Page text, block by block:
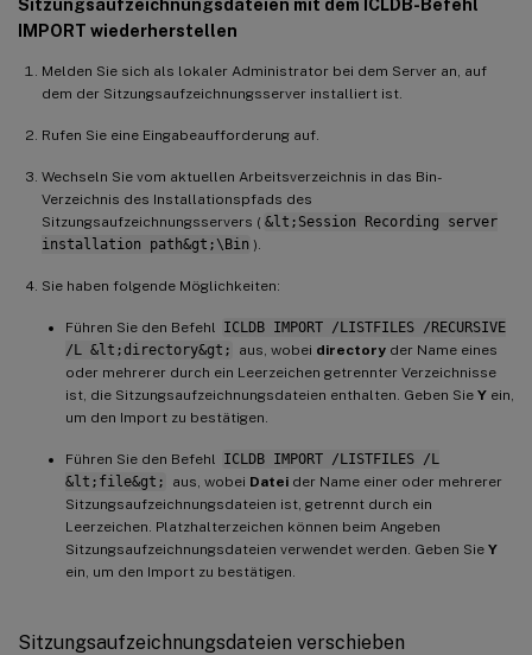
Sitzungsaufzeichnungsdateien mit dem ICLDB-Befehl
IMPORT wiederherstellen
Melden Sie sich als lokaler Administrator bei dem Server an, auf
dem der Sitzungsaufzeichnungsserver installiert ist.
Rufen Sie eine Eingabeaufforderung auf.
Wechseln Sie vom aktuellen Arbeitsverzeichnis in das Bin-
Verzeichnis des Installationspfads des
Sitzungsaufzeichnungsservers ( &lt;Session Recording server
installation path&gt;\Bin ).
Sie haben folgende Möglichkeiten:
Führen Sie den Befehl
ICLDB IMPORT /LISTFILES /RECURSIVE
/L &lt;directory&gt;
aus, wobei directoryder Name eines
oder mehrerer durch ein Leerzeichen getrennter Verzeichnisse
ist, die Sitzungsaufzeichnungsdateien enthalten. Geben Sie Y ein,
um den Import zu bestätigen.
Führen Sie den Befehl
ICLDB IMPORT /LISTFILES /L
&lt;file&gt;
aus, wobei Dateider Name einer oder mehrerer
Sitzungsaufzeichnungsdateien ist, getrennt durch ein
Leerzeichen. Platzhalterzeichen können beim Angeben
Sitzungsaufzeichnungsdateien verwendet werden. Geben Sie Y
ein, um den Import zu bestätigen.
Sitzungsaufzeichnungsdateien verschieben